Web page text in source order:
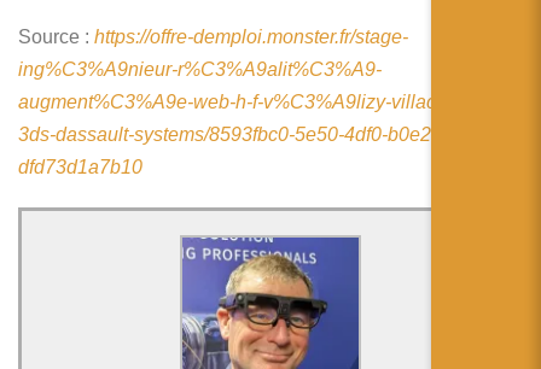
Source : https://offre-demploi.monster.fr/stage-
ing%C3%A9nieur-r%C3%A9alit%C3%A9-
augment%C3%A9e-web-h-f-v%C3%A9lizy-villacoublay-fr-
3ds-dassault-systems/8593fbc0-5e50-4df0-b0e2-
dfd73d1a7b10